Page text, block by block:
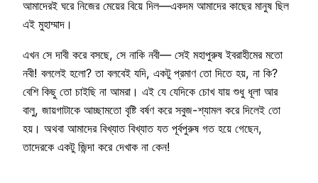
আমাদেরই ঘরে নিজের মেয়ের বিয়ে দিল—একদম আমাদের কাছের মানুষ ছিল
এই মুহাম্মাদ।
এখন সে দাবী করে বসছে, সে নাকি নবী— সেই মহাপুরুষ ইবরাহীমের মতো
নবী! বললেই হলো? তা বলবেই যদি, একটু প্রমাণ তো দিতে হয়, না কি?
বেশি কিছু তো চাইছি না আমরা। এই যে যেদিকে চোখ যায় শুধু ধূলা আর
বালু, জায়গাটাকে আচ্ছামতো বৃষ্টি বর্ষণ করে সবুজ-শ্যামল করে দিলেই তো
হয়। অথবা আমাদের বিখ্যাত বিখ্যাত যত পূর্বপুরুষ গত হয়ে গেছেন,
তাদেরকে একটু জিন্দা করে দেখাক না কেন!